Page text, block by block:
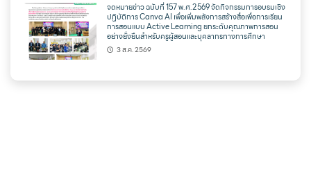
จดหมายข่าว ฉบับที่ 157 พ.ศ.2569 จัดกิจกรรมการอบรมเชิง
ปฏิบัติการ Canva AI เพื่อเพิ่มพลังการสร้างสื่อเพื่อการเรียน
การสอนแบบ Active Learning ยกระดับคุณภาพการสอน
อย่างยั่งยืนสำหรับครูผู้สอนและบุคลากรทางการศึกษา
3 ส.ค. 2569